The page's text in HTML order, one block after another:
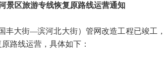
景区旅游专线恢复原路线运营通知
丰大街—滨河北大街）管网改造工程已竣工，
路线运营，具体如下：